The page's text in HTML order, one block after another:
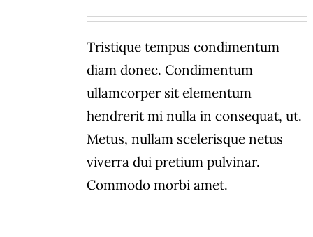
Tristique tempus condimentum
diam donec. Condimentum
ullamcorper sit elementum
hendrerit mi nulla in consequat, ut.
Metus, nullam scelerisque netus
viverra dui pretium pulvinar.
Commodo morbi amet.